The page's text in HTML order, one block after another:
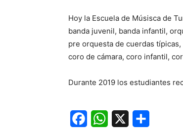
Hoy la Escuela de Músisca de
banda juvenil, banda infantil,
pre orquesta de cuerdas
coro de cámara, coro infantil,
Durante 2019 los estudiantes